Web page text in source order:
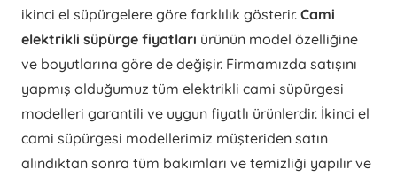
ikinci el süpürgelere göre farklılık gösterir. Cami
elektrikli süpürge fiyatları ürünün model özelliğine
ve boyutlarına göre de değişir. Firmamızda satışını
yapmış olduğumuz tüm elektrikli cami süpürgesi
modelleri garantili ve uygun fiyatlı ürünlerdir. İkinci el
cami süpürgesi modellerimiz müşteriden satın
alındıktan sonra tüm bakımları ve temizliği yapılır ve